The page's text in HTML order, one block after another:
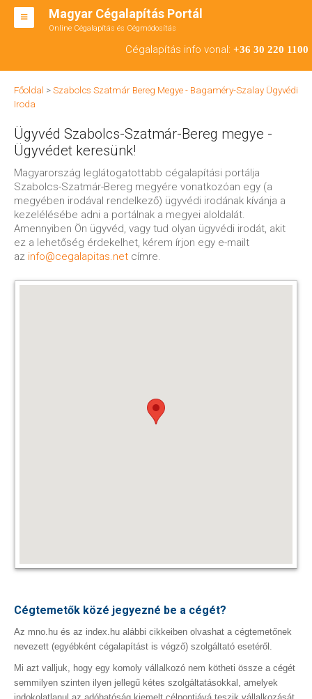
Magyar Cégalapítás Portál
Online Cégalapítás és Cégmódosítás
Cégalapítás info vonal: +36 30 220 1100
BT ALAPÍTÁS
RT ALAPÍTÁS
CÉGMÓDOSÍTÁS
ÁTALAKULÁS
TEÁOR SZÁMOK '08
ENGEDÉLYKÖTELES
KAPCSOLAT
Főoldal > Szabolcs Szatmár Bereg Megye - Bagaméry-Szalay Ügyvédi
Iroda
Ügyvéd Szabolcs-Szatmár-Bereg megye -
Ügyvédet keresünk!
Magyarország leglátogatottabb cégalapítási portálja
Szabolcs-Szatmár-Bereg megyére vonatkozóan egy (a
megyében irodával rendelkező) ügyvédi irodának kívánja a
kezelélésébe adni a portálnak a megyei aloldalát.
Amennyiben Ön ügyvéd, vagy tud olyan ügyvédi irodát, akit
ez a lehetőség érdekelhet, kérem írjon egy e-mailt
az info@cegalapitas.net címre.
Cégtemetők közé jegyezné be a cégét?
Az mno.hu és az index.hu alábbi cikkeiben olvashat a cégtemetőnek
nevezett (egyébként cégalapítást is végző) szolgáltató esetéről.
Mi azt valljuk, hogy egy komoly vállalkozó nem kötheti össze a cégét
semmilyen szinten ilyen jellegű kétes szolgáltatásokkal, amelyek